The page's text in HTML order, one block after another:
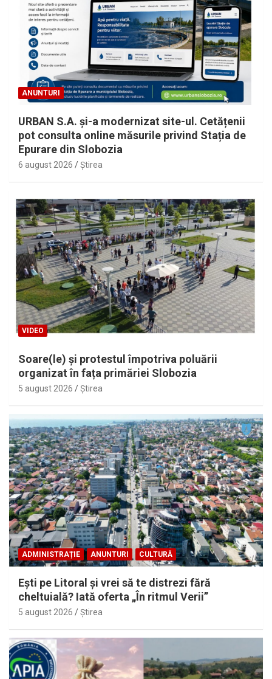
ANUNTURI
URBAN S.A. și-a modernizat site-ul. Cetățenii
pot consulta online măsurile privind Stația de
Epurare din Slobozia
6 august 2026 Ştirea
VIDEO
Soare(le) și protestul împotriva poluării
organizat în fața primăriei Slobozia
5 august 2026 Ştirea
ADMINISTRAȚIE ANUNTURI CULTURĂ
Eşti pe Litoral şi vrei să te distrezi fără
cheltuială? Iată oferta „În ritmul Verii”
5 august 2026 Ştirea